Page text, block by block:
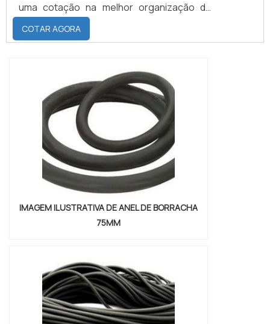
uma cotação na melhor organização do
ramo e descobrindo a maior referência de
qualidade da área de atuação.Quando o
poderá encontrar excelente custo-
benefício com cores sólidas e duráveis,
que não desbotam o...
COTAR AGORA
IMAGEM ILUSTRATIVA DE ANEL DE BORRACHA
75MM